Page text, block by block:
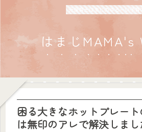
元保育士はまじのゆるーい子育
はまじMAMA's
困る大きなホットプレー
は無印のアレで解決しまし